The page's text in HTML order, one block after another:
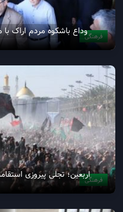
فرهنگیوداع باشکوه مردم اراک
فرهنگیاربعین؛ تجلی پیروزی